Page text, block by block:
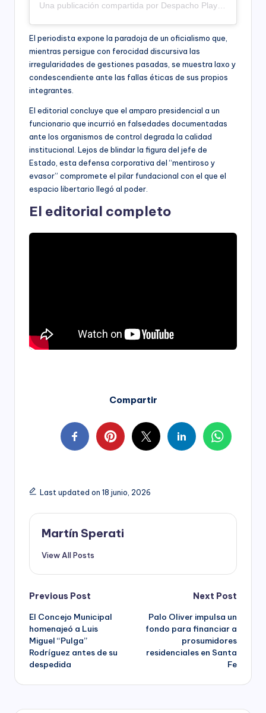
Una publicación compartida por Despacho Play – Productora (@despachoplay)
El periodista expone la paradoja de un oficialismo que,
mientras persigue con ferocidad discursiva las
irregularidades de gestiones pasadas, se muestra laxo y
condescendiente ante las fallas éticas de sus propios
integrantes.
El editorial concluye que el amparo presidencial a un
funcionario que incurrió en falsedades documentadas
ante los organismos de control degrada la calidad
institucional. Lejos de blindar la figura del jefe de
Estado, esta defensa corporativa del “mentiroso y
evasor” compromete el pilar fundacional con el que el
espacio libertario llegó al poder.
El editorial completo
Compartir
Last updated on 18 junio, 2026
Martín Sperati
View All Posts
Post
navigation
Previous Post
El Concejo Municipal
homenajeó a Luis
Miguel “Pulga”
Rodríguez antes de su
despedida
Next Post
Palo Oliver impulsa un
fondo para financiar a
prosumidores
residenciales en Santa
Fe